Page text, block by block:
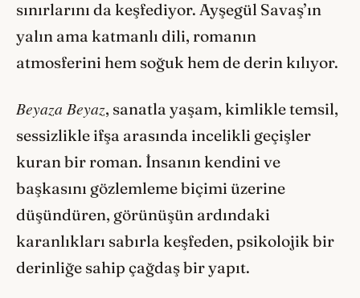
sınırlarını da keşfediyor. Ayşegül Savaş’ın
yalın ama katmanlı dili, romanın
atmosferini hem soğuk hem de derin kılıyor.
Beyaza Beyaz, sanatla yaşam, kimlikle temsil,
sessizlikle ifşa arasında incelikli geçişler
kuran bir roman. İnsanın kendini ve
başkasını gözlemleme biçimi üzerine
düşündüren, görünüşün ardındaki
karanlıkları sabırla keşfeden, psikolojik bir
derinliğe sahip çağdaş bir yapıt.